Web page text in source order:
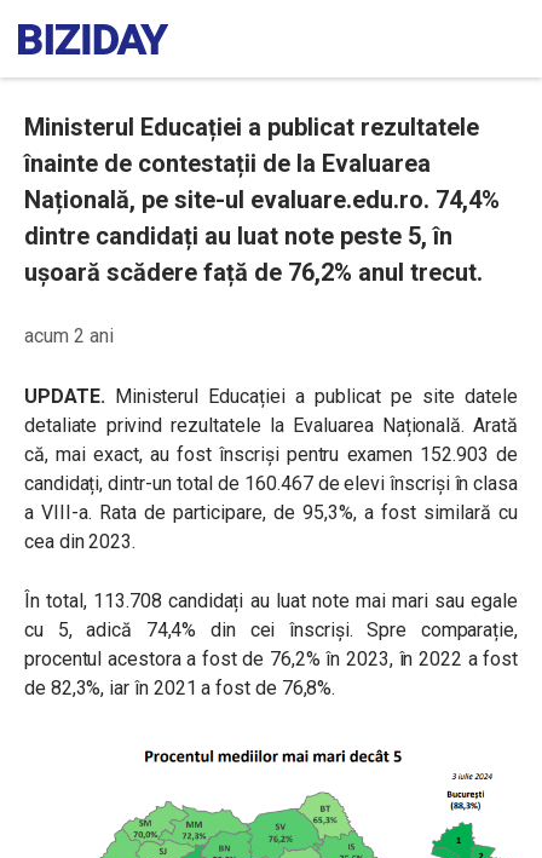
Ministerul Educației a publicat rezultatele
înainte de contestații de la Evaluarea
Națională, pe site-ul evaluare.edu.ro. 74,4%
dintre candidați au luat note peste 5, în
ușoară scădere față de 76,2% anul trecut.
acum 2 ani
UPDATE.Ministerul Educației a publicat pe site datele
detaliate privind rezultatele la Evaluarea Națională. Arată
că, mai exact, au fost înscriși pentru examen 152.903 de
candidați, dintr-un total de 160.467 de elevi înscriși în clasa
a VIII-a. Rata de participare, de 95,3%, a fost similară cu
cea din 2023.
În total, 113.708 candidați au luat note mai mari sau egale
cu 5, adică 74,4% din cei înscriși. Spre comparație,
procentul acestora a fost de 76,2% în 2023, în 2022 a fost
de 82,3%, iar în 2021 a fost de 76,8%.